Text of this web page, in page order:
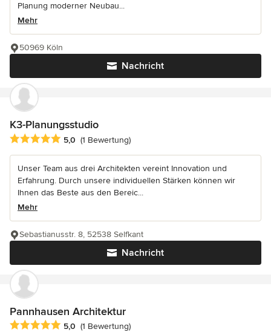
Planung moderner Neubau...
Mehr
Nachricht
50969 Köln
K3-Planungsstudio
Durchschnittliche Bewertung: 5 von 5 Sternen
5,0 (1 Bewertung)
Unser Team aus drei Architekten vereint Innovation und
Erfahrung. Durch unsere individuellen Stärken können wir
Ihnen das Beste aus den Bereic...
Mehr
Nachricht
Sebastianusstr. 8, 52538 Selfkant
Pannhausen Architektur
Durchschnittliche Bewertung: 5 von 5 Sternen
5,0 (1 Bewertung)